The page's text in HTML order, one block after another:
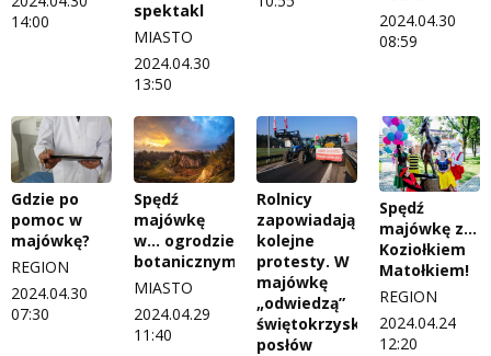
14:00
spektakl
MIASTO
2024.04.30
13:50
2024.04.30
08:59
Gdzie po
pomoc w
majówkę?
REGION
2024.04.30
07:30
Spędź
majówkę
w… ogrodzie
botanicznym
MIASTO
2024.04.29
11:40
Rolnicy
zapowiadają
kolejne
protesty. W
majówkę
„odwiedzą”
świętokrzyskich
posłów
Spędź
majówkę z…
Koziołkiem
Matołkiem!
REGION
2024.04.24
12:20